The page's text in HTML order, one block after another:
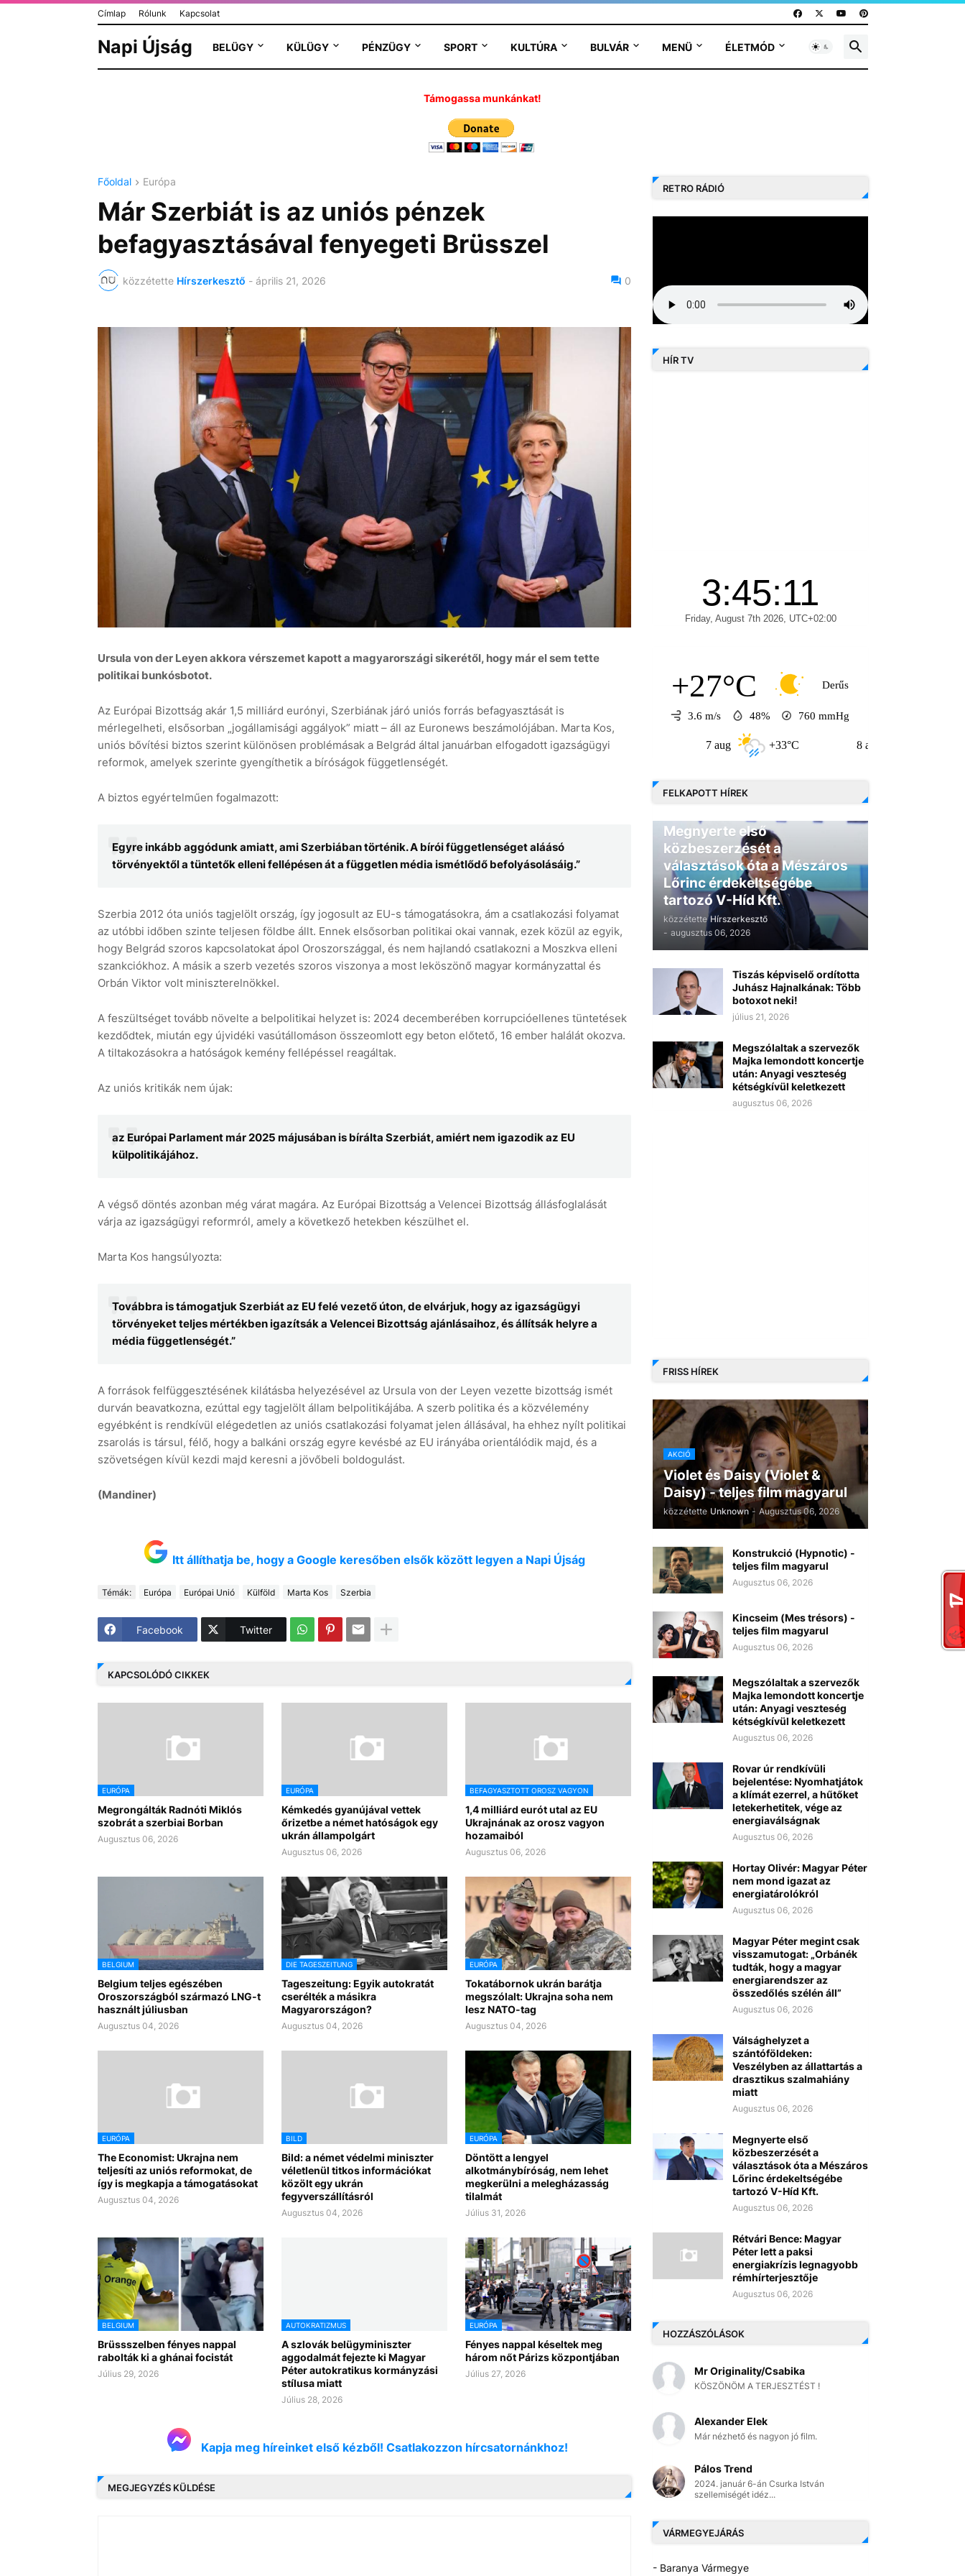
Címlap Rólunk Kapcsolat
Napi Újság BELÜGY KÜLÜGY PÉNZÜGY SPORT KULTÚRA BULVÁR MENÜ ÉLETMÓD
Támogassa munkánkat!
Főoldal Európa
Már Szerbiát is az uniós pénzek
befagyasztásával fenyegeti Brüsszel
közzétette Hírszerkesztő - április 21, 2026 0
Ursula von der Leyen akkora vérszemet kapott a magyarországi sikerétől, hogy már el sem tette
politikai bunkósbotot.
Az Európai Bizottság akár 1,5 milliárd eurónyi, Szerbiának járó uniós forrás befagyasztását is
mérlegelheti, elsősorban „jogállamisági aggályok” miatt – áll az Euronews beszámolójában. Marta Kos,
uniós bővítési biztos szerint különösen problémásak a Belgrád által januárban elfogadott igazságügyi
reformok, amelyek szerinte gyengíthetik a bíróságok függetlenségét.
A biztos egyértelműen fogalmazott:
Egyre inkább aggódunk amiatt, ami Szerbiában történik. A bírói függetlenséget aláásó
törvényektől a tüntetők elleni fellépésen át a független média ismétlődő befolyásolásáig.”
Szerbia 2012 óta uniós tagjelölt ország, így jogosult az EU-s támogatásokra, ám a csatlakozási folyamat
az utóbbi időben szinte teljesen földbe állt. Ennek elsősorban politikai okai vannak, ezek közül az egyik,
hogy Belgrád szoros kapcsolatokat ápol Oroszországgal, és nem hajlandó csatlakozni a Moszkva elleni
szankciókhoz. A másik a szerb vezetés szoros viszonya a most leköszönő magyar kormányzattal és
Orbán Viktor volt miniszterelnökkel.
A feszültséget tovább növelte a belpolitikai helyzet is: 2024 decemberében korrupcióellenes tüntetések
kezdődtek, miután egy újvidéki vasútállomáson összeomlott egy beton előtető, 16 ember halálát okozva.
A tiltakozásokra a hatóságok kemény fellépéssel reagáltak.
Az uniós kritikák nem újak:
az Európai Parlament már 2025 májusában is bírálta Szerbiát, amiért nem igazodik az EU
külpolitikájához.
A végső döntés azonban még várat magára. Az Európai Bizottság a Velencei Bizottság állásfoglalását
várja az igazságügyi reformról, amely a következő hetekben készülhet el.
Marta Kos hangsúlyozta:
Továbbra is támogatjuk Szerbiát az EU felé vezető úton, de elvárjuk, hogy az igazságügyi
törvényeket teljes mértékben igazítsák a Velencei Bizottság ajánlásaihoz, és állítsák helyre a
média függetlenségét.”
A források felfüggesztésének kilátásba helyezésével az Ursula von der Leyen vezette bizottság ismét
durván beavatkozna, ezúttal egy tagjelölt állam belpolitikájába. A szerb politika és a közvélemény
egyébként is rendkívül elégedetlen az uniós csatlakozási folyamat jelen állásával, ha ehhez nyílt politikai
zsarolás is társul, félő, hogy a balkáni ország egyre kevésbé az EU irányába orientálódik majd, és a
szövetségen kívül kezdi majd keresni a jövőbeli boldogulást.
(Mandiner)
Itt állíthatja be, hogy a Google keresőben elsők között legyen a Napi Újság
Témák: Európa Európai Unió Külföld Marta Kos Szerbia
Facebook Twitter
KAPCSOLÓDÓ CIKKEK
EURÓPA
Megrongálták Radnóti Miklós
szobrát a szerbiai Borban
Augusztus 06, 2026
EURÓPA
Kémkedés gyanújával vettek
őrizetbe a német hatóságok egy
ukrán állampolgárt
Augusztus 06, 2026
BEFAGYASZTOTT OROSZ VAGYON
1,4 milliárd eurót utal az EU
Ukrajnának az orosz vagyon
hozamaiból
Augusztus 06, 2026
BELGIUM
Belgium teljes egészében
Oroszországból származó LNG-t
használt júliusban
Augusztus 04, 2026
DIE TAGESZEITUNG
Tageszeitung: Egyik autokratát
cserélték a másikra
Magyarországon?
Augusztus 04, 2026
EURÓPA
Tokatábornok ukrán barátja
megszólalt: Ukrajna soha nem
lesz NATO-tag
Augusztus 04, 2026
EURÓPA
The Economist: Ukrajna nem
teljesíti az uniós reformokat, de
így is megkapja a támogatásokat
Augusztus 04, 2026
BILD
Bild: a német védelmi miniszter
véletlenül titkos információkat
közölt egy ukrán
fegyverszállításról
Augusztus 04, 2026
EURÓPA
Döntött a lengyel
alkotmánybíróság, nem lehet
megkerülni a melegházasság
tilalmát
Július 31, 2026
BELGIUM
Brüssszelben fényes nappal
rabolták ki a ghánai focistát
Július 29, 2026
AUTOKRATIZMUS
A szlovák belügyminiszter
aggodalmát fejezte ki Magyar
Péter autokratikus kormányzási
stílusa miatt
Július 28, 2026
EURÓPA
Fényes nappal késeltek meg
három nőt Párizs központjában
Július 27, 2026
Kapja meg híreinket első kézből! Csatlakozzon hírcsatornánkhoz!
MEGJEGYZÉS KÜLDÉSE
RETRO RÁDIÓ
HÍR TV
+27°C Derűs
3.6 m/s 48% 760 mmHg
+33°C
FELKAPOTT HÍREK
Megnyerte első
közbeszerzését a
választások óta a Mészáros
Lőrinc érdekeltségébe
tartozó V-Híd Kft.
közzétette Hírszerkesztő
- augusztus 06, 2026
Tiszás képviselő ordította
Juhász Hajnalkának: Több
botoxot neki!
július 21, 2026
Megszólaltak a szervezők
Majka lemondott koncertje
után: Anyagi veszteség
kétségkívül keletkezett
augusztus 06, 2026
FRISS HÍREK
AKCIÓ
Violet és Daisy (Violet &
Daisy) - teljes film magyarul
közzétette Unknown - Augusztus 06, 2026
Konstrukció (Hypnotic) -
teljes film magyarul
Augusztus 06, 2026
Kincseim (Mes trésors) -
teljes film magyarul
Augusztus 06, 2026
Megszólaltak a szervezők
Majka lemondott koncertje
után: Anyagi veszteség
kétségkívül keletkezett
Augusztus 06, 2026
Rovar úr rendkívüli
bejelentése: Nyomhatjátok
a klímát ezerrel, a hűtőket
letekerhetitek, vége az
energiaválságnak
Augusztus 06, 2026
Hortay Olivér: Magyar Péter
nem mond igazat az
energiatárolókról
Augusztus 06, 2026
Magyar Péter megint csak
visszamutogat: „Orbánék
tudták, hogy a magyar
energiarendszer az
összedőlés szélén áll”
Augusztus 06, 2026
Válsághelyzet a
szántóföldeken:
Veszélyben az állattartás a
drasztikus szalmahiány
miatt
Augusztus 06, 2026
Megnyerte első
közbeszerzését a
választások óta a Mészáros
Lőrinc érdekeltségébe
tartozó V-Híd Kft.
Augusztus 06, 2026
Rétvári Bence: Magyar
Péter lett a paksi
energiakrízis legnagyobb
rémhírterjesztője
Augusztus 06, 2026
HOZZÁSZÓLÁSOK
Mr Originality/Csabika
KÖSZÖNÖM A TERJESZTÉST !
Alexander Elek
Már nézhető és nagyon jó film.
Pálos Trend
2024. január 6-án Csurka István
szellemiségét idéz...
VÁRMEGYEJÁRÁS
- Baranya Vármegye